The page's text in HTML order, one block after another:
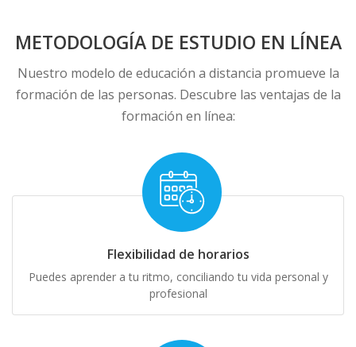
METODOLOGÍA DE ESTUDIO EN LÍNEA
Nuestro modelo de educación a distancia promueve la
formación de las personas. Descubre las ventajas de la
formación en línea:
Flexibilidad de horarios
Puedes aprender a tu ritmo, conciliando tu vida personal y
profesional